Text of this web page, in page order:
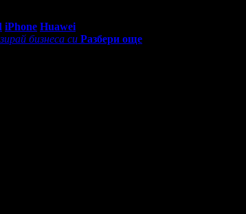
iPhone Huawei
бизнеса си Разбери още